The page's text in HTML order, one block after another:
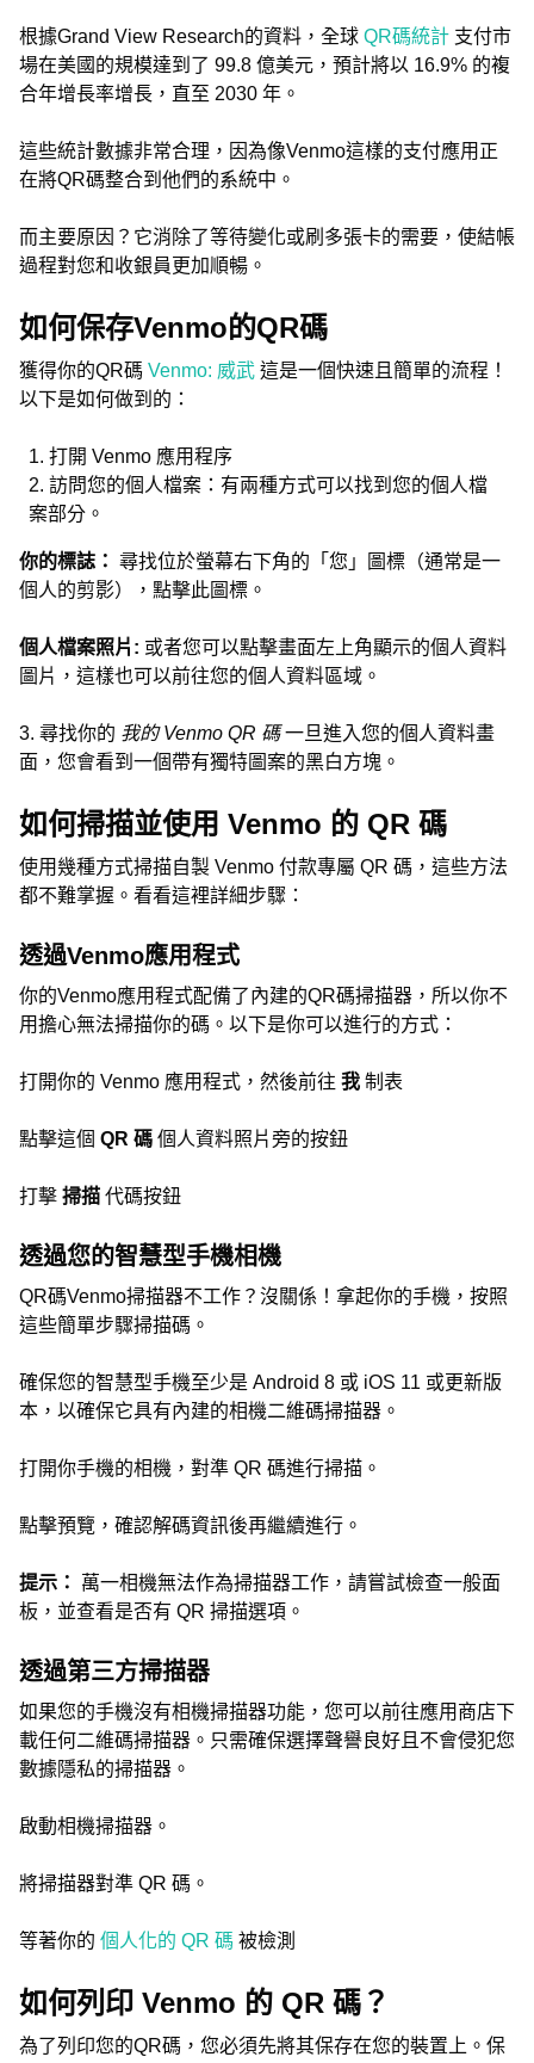
根據Grand View Research的資料，全球 QR碼統計 支付市
場在美國的規模達到了 99.8 億美元，預計將以 16.9% 的複
合年增長率增長，直至 2030 年。
這些統計數據非常合理，因為像Venmo這樣的支付應用正
在將QR碼整合到他們的系統中。
而主要原因？它消除了等待變化或刷多張卡的需要，使結帳
過程對您和收銀員更加順暢。
如何保存Venmo的QR碼
獲得你的QR碼 Venmo: 威武 這是一個快速且簡單的流程！
以下是如何做到的：
打開 Venmo 應用程序
訪問您的個人檔案：有兩種方式可以找到您的個人檔
案部分。
你的標誌： 尋找位於螢幕右下角的「您」圖標（通常是一
個人的剪影），點擊此圖標。
個人檔案照片: 或者您可以點擊畫面左上角顯示的個人資料
圖片，這樣也可以前往您的個人資料區域。
3. 尋找你的 我的 Venmo QR 碼一旦進入您的個人資料畫
面，您會看到一個帶有獨特圖案的黑白方塊。
如何掃描並使用 Venmo 的 QR 碼
使用幾種方式掃描自製 Venmo 付款專屬 QR 碼，這些方法
都不難掌握。看看這裡詳細步驟：
透過Venmo應用程式
你的Venmo應用程式配備了內建的QR碼掃描器，所以你不
用擔心無法掃描你的碼。以下是你可以進行的方式：
打開你的 Venmo 應用程式，然後前往 我 制表
點擊這個 QR 碼 個人資料照片旁的按鈕
打擊 掃描 代碼按鈕
透過您的智慧型手機相機
QR碼Venmo掃描器不工作？沒關係！拿起你的手機，按照
這些簡單步驟掃描碼。
確保您的智慧型手機至少是 Android 8 或 iOS 11 或更新版
本，以確保它具有內建的相機二維碼掃描器。
打開你手機的相機，對準 QR 碼進行掃描。
點擊預覽，確認解碼資訊後再繼續進行。
提示： 萬一相機無法作為掃描器工作，請嘗試檢查一般面
板，並查看是否有 QR 掃描選項。
透過第三方掃描器
如果您的手機沒有相機掃描器功能，您可以前往應用商店下
載任何二維碼掃描器。只需確保選擇聲譽良好且不會侵犯您
數據隱私的掃描器。
啟動相機掃描器。
將掃描器對準 QR 碼。
等著你的 個人化的 QR 碼 被檢測
如何列印 Venmo 的 QR 碼？
為了列印您的QR碼，您必須先將其保存在您的裝置上。保